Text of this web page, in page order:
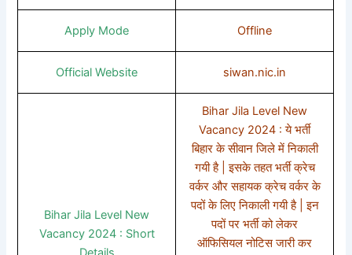
Apply Mode Offline
Official Website siwan.nic.in
Bihar Jila Level New
Vacancy 2024 : Short
Bihar Jila Level New
Vacancy 2024 : ये भर्ती
बिहार के सीवान जिले में निकाली
गयी है | इसके तहत भर्ती क्रेच
वर्कर और सहायक क्रेच वर्कर के
पदों के लिए निकाली गयी है | इन
पदों पर भर्ती को लेकर
ऑफिसियल नोटिस जारी कर